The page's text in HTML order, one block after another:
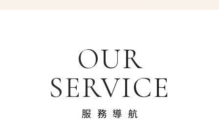
OUR
SERVICE
服務導航